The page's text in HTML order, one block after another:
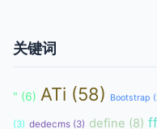
关键词
" (6) ATi (58) Bootstrap
(3) dedecms (3) define (8)